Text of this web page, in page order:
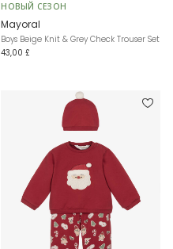
НОВЫЙ СЕЗОН
Mayoral
Boys Beige Knit & Grey Check Trouser Set
43,00 £